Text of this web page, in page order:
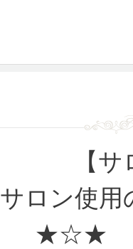
【
サロン使用
★☆★ ル